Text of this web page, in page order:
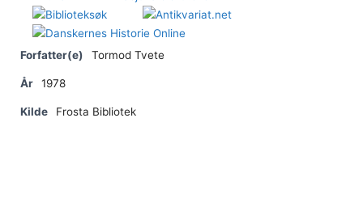
Forfatter(e) Tormod Tvete
År 1978
Kilde Frosta Bibliotek